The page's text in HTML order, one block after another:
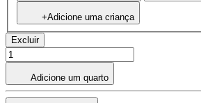
+Adicione uma criança
Excluir
Adicione um quarto